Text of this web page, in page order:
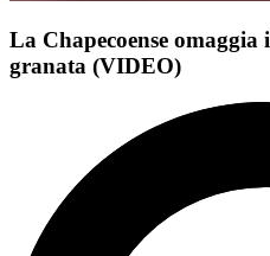
La Chapecoense
granata (VIDEO)